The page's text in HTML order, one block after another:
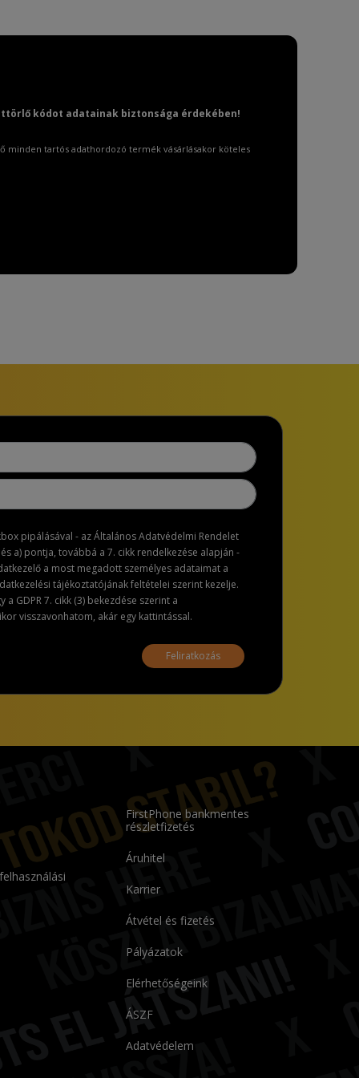
kódot adatainak biztonsága érdekében!
minden tartós adathordozó termék vásárlásakor köteles
pipálásával - az Általános Adatvédelmi Rendelet
a) pontja, továbbá a 7. cikk rendelkezése alapján -
a most megadott személyes adataimat a
tájékoztatójának feltételei szerint kezelje.
a GDPR 7. cikk (3) bekezdése szerint a
visszavonhatom, akár egy kattintással.
Feliratkozás
FirstPhone bankmentes
részletfizetés
Áruhitel
Karrier
Átvétel és fizetés
Pályázatok
Elérhetőségeink
ÁSZF
Adatvédelem